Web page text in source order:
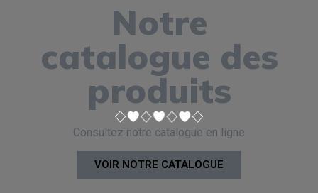
Notre
catalogue des
produits
Consultez notre catalogue en ligne
VOIR NOTRE CATALOGUE